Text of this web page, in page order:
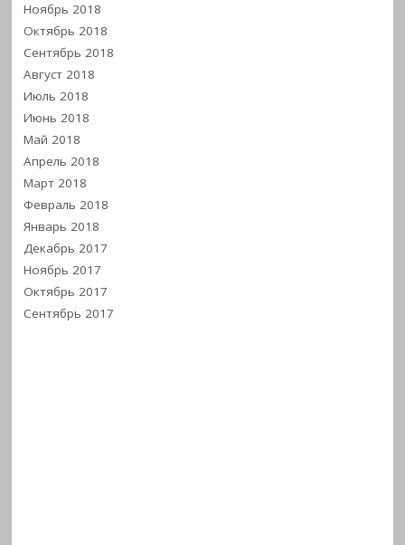
Ноябрь 2018
Октябрь 2018
Сентябрь 2018
Август 2018
Июль 2018
Июнь 2018
Май 2018
Апрель 2018
Март 2018
Февраль 2018
Январь 2018
Декабрь 2017
Ноябрь 2017
Октябрь 2017
Сентябрь 2017